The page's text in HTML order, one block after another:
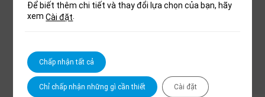
Để biết thêm chi tiết và thay đổi lựa chọn của bạn, hãy
xemCài đặt.
Chấp nhận tất cả
Chỉ chấp nhận những gì cần thiết Cài đặt